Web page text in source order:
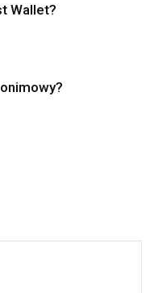
Wallet?